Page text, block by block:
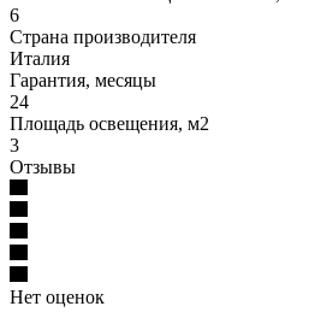
6
Страна производителя
Италия
Гарантия, месяцы
24
Площадь освещения, м2
3
Отзывы
Нет оценок